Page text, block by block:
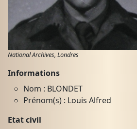
National Archives, Londres
Informations
Nom : BLONDET
Prénom(s) : Louis Alfred
Etat civil